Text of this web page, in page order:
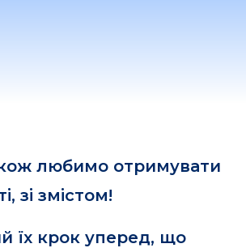
любимо отримувати
зі змістом!
їх крок уперед, що